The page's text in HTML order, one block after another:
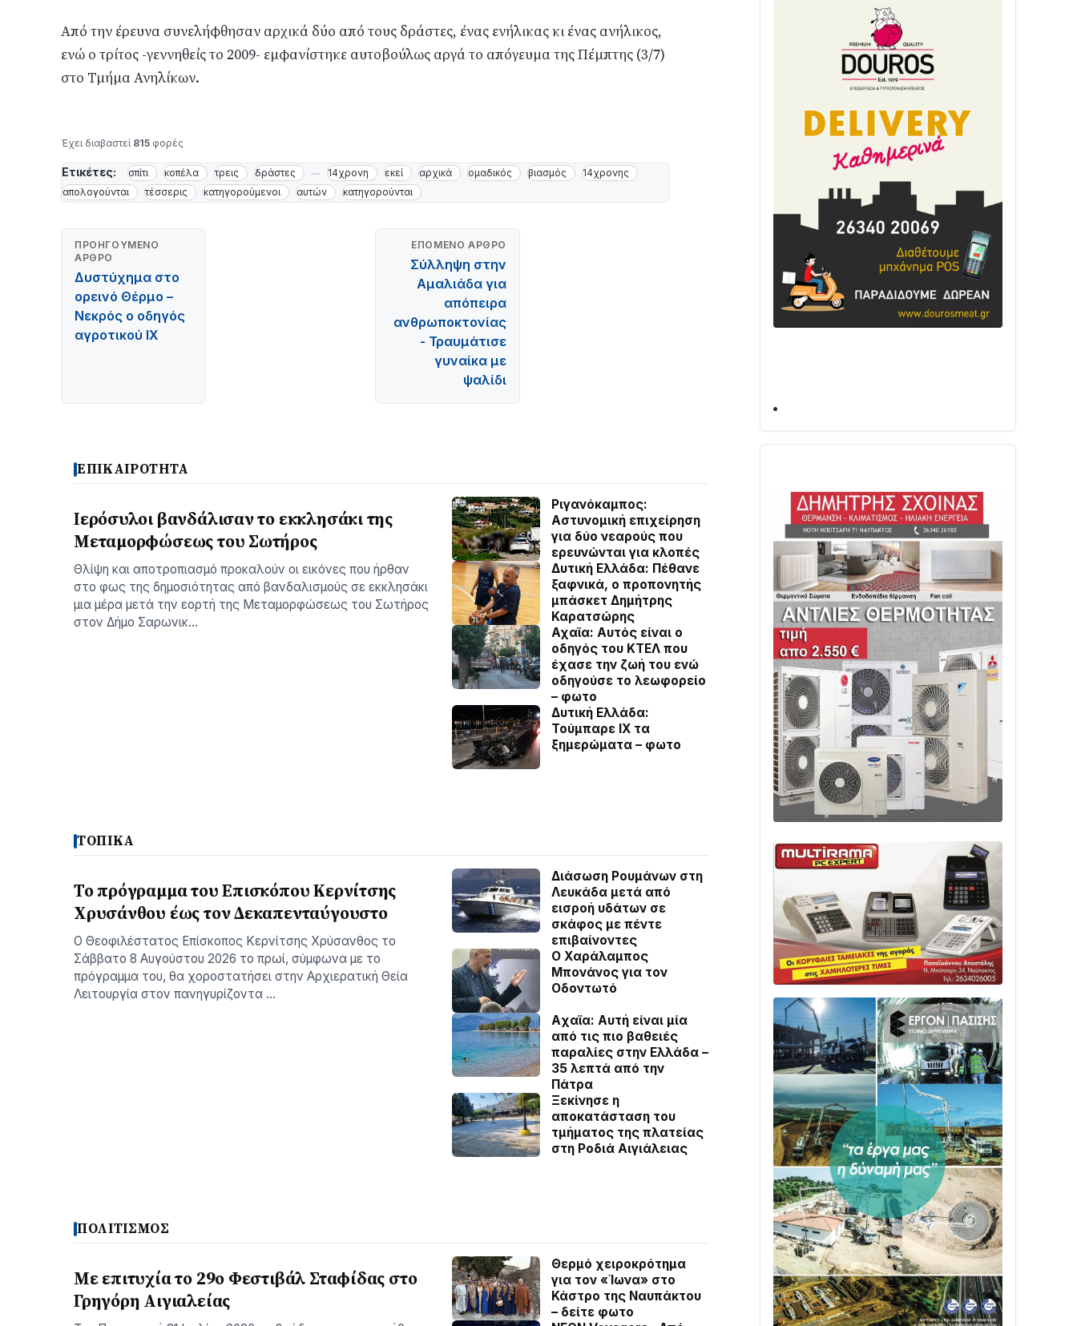
Από την έρευνα συνελήφθησαν αρχικά δύο από τους δράστες, ένας ενήλικας κι ένας ανήλικος,
ενώ ο τρίτος -γεννηθείς το 2009- εμφανίστηκε αυτοβούλως αργά το απόγευμα της Πέμπτης (3/7)
στο Τμήμα Ανηλίκων.
Έχει διαβαστεί 815 φορές
Ετικέτες: σπίτι κοπέλα τρεις δράστες 14χρονη εκεί αρχικά ομαδικός βιασμός
14χρονης
απολογούνται
τέσσερις κατηγορούμενοι αυτών κατηγορούνται
ΠΡΟΗΓΟΎΜΕΝΟ
ΆΡΘΡΟ
Δυστύχημα στο
ορεινό Θέρμο –
Νεκρός ο οδηγός
αγροτικού ΙΧ
ΕΠΌΜΕΝΟ ΆΡΘΡΟ
Σύλληψη στην
Αμαλιάδα για
απόπειρα
ανθρωποκτονίας
- Τραυμάτισε
γυναίκα με
ψαλίδι
ΕΠΙΚΑΙΡΟΤΗΤΑ
Ιερόσυλοι βανδάλισαν το εκκλησάκι της
Μεταμορφώσεως του Σωτήρος
Θλίψη και αποτροπιασμό προκαλούν οι εικόνες που ήρθαν
στο φως της δημοσιότητας από βανδαλισμούς σε εκκλησάκι
μια μέρα μετά την εορτή της Μεταμορφώσεως του Σωτήρος
στον Δήμο Σαρωνικ…
Ριγανόκαμπος:
Αστυνομική επιχείρηση
για δύο νεαρούς που
ερευνώνται για κλοπές
Δυτική Ελλάδα: Πέθανε
ξαφνικά, ο προπονητής
μπάσκετ Δημήτρης
Καρατσώρης
Αχαϊα: Αυτός είναι ο
οδηγός του ΚΤΕΛ που
έχασε την ζωή του ενώ
οδηγούσε το λεωφορείο
– φωτο
Δυτική Ελλάδα:
Τούμπαρε ΙΧ τα
ξημερώματα – φωτο
ΤΟΠΙΚΑ
Το πρόγραμμα του Επισκόπου Κερνίτσης
Χρυσάνθου έως τον Δεκαπενταύγουστο
Ο Θεοφιλέστατος Επίσκοπος Κερνίτσης Χρύσανθος το
Σάββατο 8 Αυγούστου 2026 το πρωί, σύμφωνα με το
πρόγραμμα του, θα χοροστατήσει στην Αρχιερατική Θεία
Λειτουργία στον πανηγυρίζοντα …
Διάσωση Ρουμάνων στη
Λευκάδα μετά από
εισροή υδάτων σε
σκάφος με πέντε
επιβαίνοντες
Ο Χαράλαμπος
Μπονάνος για τον
Οδοντωτό
Aχαϊα: Αυτή είναι μία
από τις πιο βαθειές
παραλίες στην Ελλάδα –
35 λεπτά από την
Πάτρα
Ξεκίνησε η
αποκατάσταση του
τμήματος της πλατείας
στη Ροδιά Αιγιάλειας
ΠΟΛΙΤΙΣΜΟΣ
Με επιτυχία το 29ο Φεστιβάλ Σταφίδας στο
Γρηγόρη Aιγιαλείας
Θερμό χειροκρότημα
για τον «Ίωνα» στο
Κάστρο της Ναυπάκτου
– δείτε φωτο